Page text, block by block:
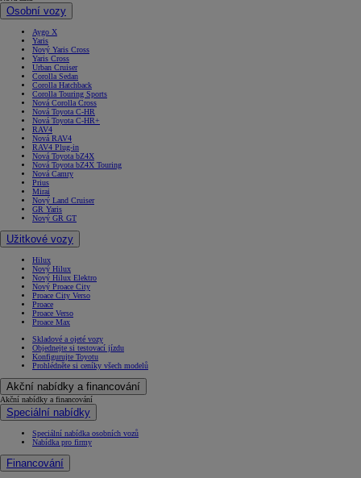
Osobní vozy
Aygo X
Yaris
Nový Yaris Cross
Yaris Cross
Urban Cruiser
Corolla Sedan
Corolla Hatchback
Corolla Touring Sports
Nová Corolla Cross
Nová Toyota C-HR
Nová Toyota C-HR+
RAV4
Nová RAV4
RAV4 Plug-in
Nová Toyota bZ4X
Nová Toyota bZ4X Touring
Nová Camry
Prius
Mirai
Nový Land Cruiser
GR Yaris
Nový GR GT
Užitkové vozy
Hilux
Nový Hilux
Nový Hilux Elektro
Nový Proace City
Proace City Verso
Proace
Proace Verso
Proace Max
Skladové a ojeté vozy
Objednejte si testovací jízdu
Konfigurujte Toyotu
Prohlédněte si ceníky všech modelů
Akční nabídky a financování
Akční nabídky a financování
Speciální nabídky
Speciální nabídka osobních vozů
Nabídka pro firmy
Financování